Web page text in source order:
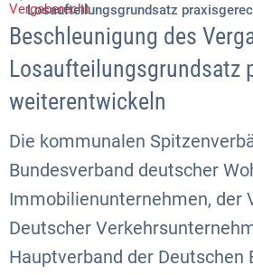
Losaufteilungsgrundsatz
Vergaberecht
Beschleunigung des
Losaufteilungsgrundsatz
weiterentwickeln
Die kommunalen
Bundesverband deutscher
Immobilienunternehmen, der
Deutscher
Hauptverband der Deutschen